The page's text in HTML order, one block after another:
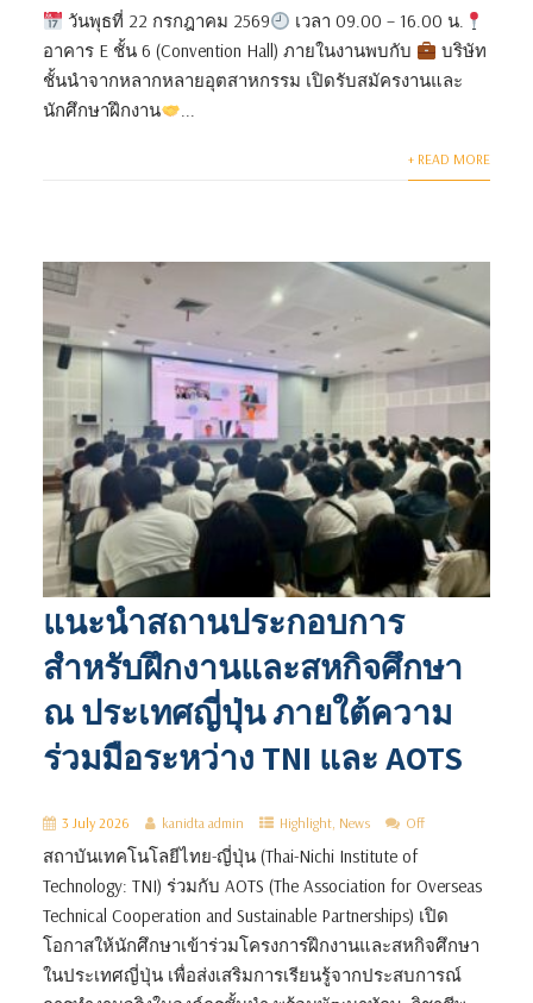
วันพุธที่ 22 กรกฎาคม 2569
เวลา 09.00 – 16.00 น.
อาคาร E ชั้น 6 (Convention Hall) ภายในงานพบกับ
บริษัท
ชั้นนำจากหลากหลายอุตสาหกรรม เปิดรับสมัครงานและ
นักศึกษาฝึกงาน
...
+ READ MORE
แนะนำสถานประกอบการ
สำหรับฝึกงานและสหกิจศึกษา
ณ ประเทศญี่ปุ่น ภายใต้ความ
ร่วมมือระหว่าง TNI และ AOTS
3 July 2026 kanidta admin Highlight, News Off
สถาบันเทคโนโลยีไทย-ญี่ปุ่น (Thai-Nichi Institute of
Technology: TNI) ร่วมกับ AOTS (The Association for Overseas
Technical Cooperation and Sustainable Partnerships) เปิด
โอกาสให้นักศึกษาเข้าร่วมโครงการฝึกงานและสหกิจศึกษา
ในประเทศญี่ปุ่น เพื่อส่งเสริมการเรียนรู้จากประสบการณ์